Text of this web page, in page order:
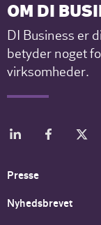
OM DI
DI Business er
betyder noget
virksomheder.
Presse
Nyhedsbrevet